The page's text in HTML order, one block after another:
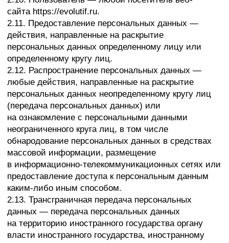
о прекращении обработки персональных данных,
Оператор вправе продолжить обработку
персональных данных без согласия субъекта
персональных данных при наличии оснований,
указанных в Законе о персональных данных;
— самостоятельно определять состав и перечень
выполнения обязанностей, предусмотренных
Законом о персональных данных и принятыми
в соответствии с ним нормативными правовыми
актами, если иное не предусмотрено Законом
о персональных данных или другими
федеральными законами.
— предоставлять субъекту персональных данных
по его просьбе информацию, касающуюся
обработки его персональных данных;
— организовывать обработку персональных данных
в порядке, установленном действующим
законодательством РФ;
персональных данных и их законных
представителей в соответствии с требованиями
Закона о персональных данных;
— сообщать в уполномоченный орган по защите
прав субъектов персональных данных по запросу
этого органа необходимую информацию в течение
— публиковать или иным образом обеспечивать